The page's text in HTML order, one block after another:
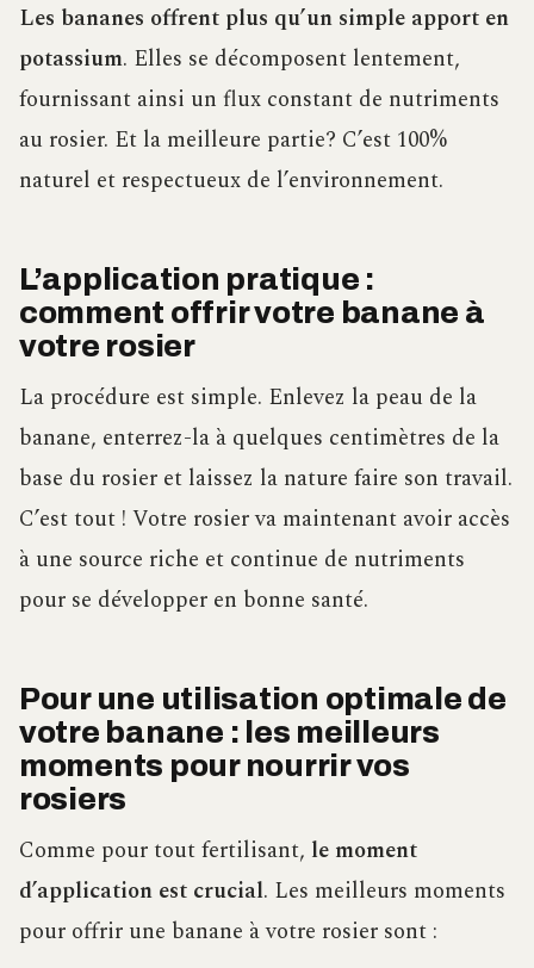
Les bananes offrent plus qu’un simple apport en
potassium. Elles se décomposent lentement,
fournissant ainsi un flux constant de nutriments
au rosier. Et la meilleure partie? C’est 100%
naturel et respectueux de l’environnement.
L’application pratique :
comment offrir votre banane à
votre rosier
La procédure est simple. Enlevez la peau de la
banane, enterrez-la à quelques centimètres de la
base du rosier et laissez la nature faire son travail.
C’est tout ! Votre rosier va maintenant avoir accès
à une source riche et continue de nutriments
pour se développer en bonne santé.
Pour une utilisation optimale de
votre banane : les meilleurs
moments pour nourrir vos
rosiers
Comme pour tout fertilisant, le moment
d’application est crucial. Les meilleurs moments
pour offrir une banane à votre rosier sont :